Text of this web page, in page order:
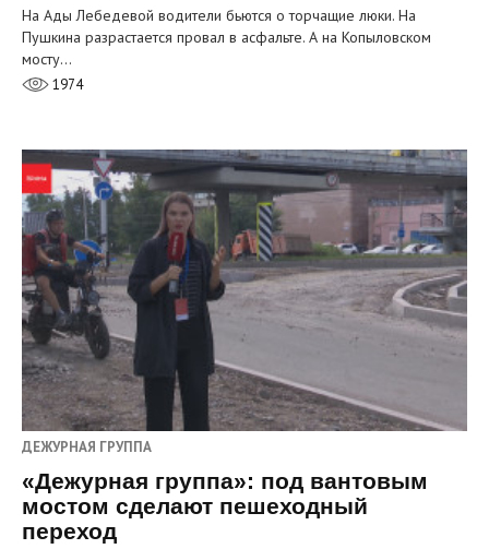
На Ады Лебедевой водители бьются о торчащие люки. На
Пушкина разрастается провал в асфальте. А на Копыловском
мосту…
1974
ДЕЖУРНАЯ ГРУППА
«Дежурная группа»: под вантовым
мостом сделают пешеходный
переход